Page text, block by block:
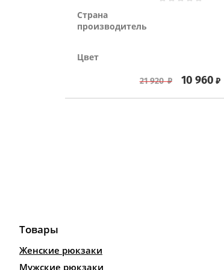
Страна
производитель
Цвет
21 920₽ 10 960 ₽
Товары
Женские рюкзаки
Мужские рюкзаки